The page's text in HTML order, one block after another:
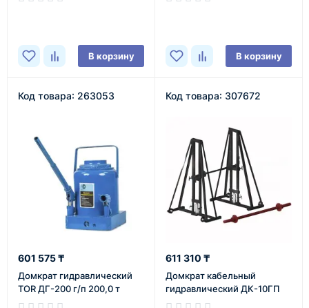
В корзину В корзину
Код товара: 263053
601 575 ₸
Домкрат гидравлический
TOR ДГ-200 г/п 200,0 т
Код товара: 307672
611 310 ₸
Домкрат кабельный
гидравлический ДК-10ГП